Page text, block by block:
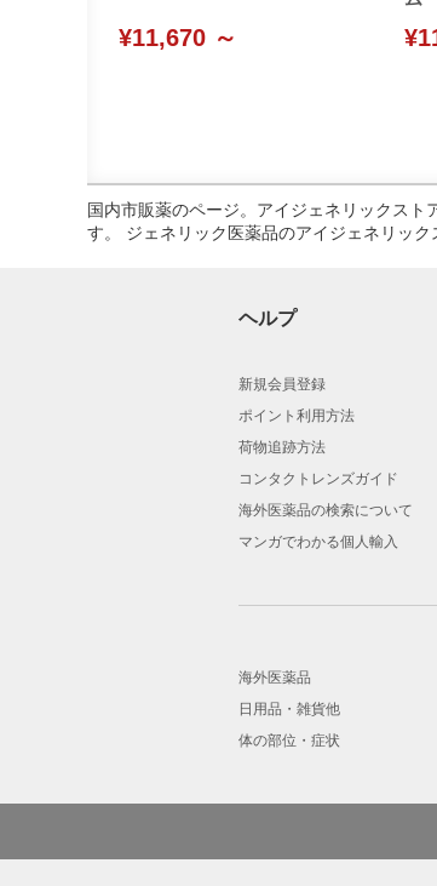
¥11,670 ～
国内市販薬のページ。アイジェネリックス
す。 ジェネリック医薬品のアイジェネリッ
ヘルプ
新規会員登録
ポイント利用方法
荷物追跡方法
コンタクトレンズガイド
海外医薬品の検索について
マンガでわかる個人輸入
海外医薬品
日用品・雑貨他
体の部位・症状